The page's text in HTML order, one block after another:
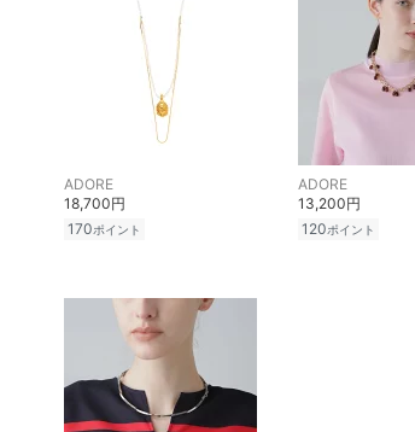
ADORE
18,700円
170ポイント
ADORE
13,200円
120ポイント